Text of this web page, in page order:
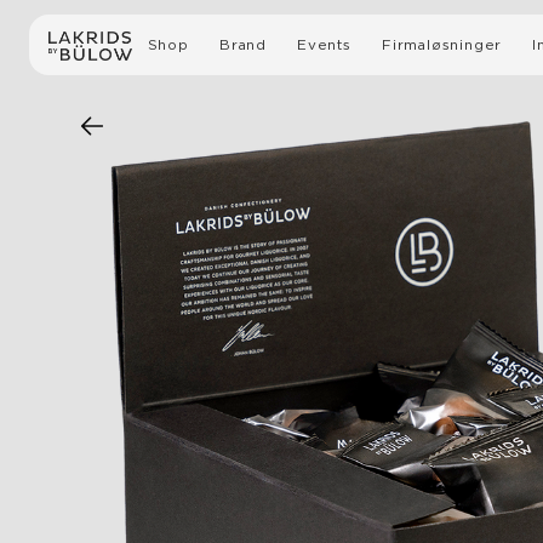
Shop
Lakris med sjokolade
Slow Crafted Lakris
Lakris
Limited editions
Brand
Bærekraft
Media
Events
Guidet
Firmaløsninger